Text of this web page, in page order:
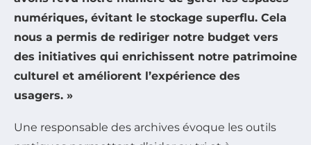
numériques, évitant le stockage superflu. Cela
nous a permis de rediriger notre budget vers
des initiatives qui enrichissent notre patrimoine
culturel et améliorent l’expérience des
usagers. »
Une responsable des archives évoque les outils